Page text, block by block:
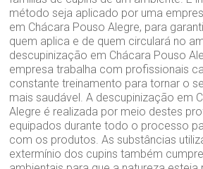
método seja aplicado por uma
em Chácara Pouso Alegre, para
quem aplica e de quem circulará no
descupinização em Chácara Pouso
empresa trabalha com profissionais
constante treinamento para tornar o
mais saudável. A descupinização em
Alegre é realizada por meio destes
equipados durante todo o processo
com os produtos. As substâncias
extermínio dos cupins também